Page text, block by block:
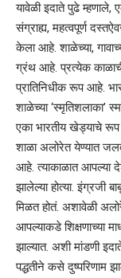
यावेळी इदाते पुढे म्हणाले,
संग्राह्य, महत्वपूर्ण
केला आहे. शाळेच्या,
ग्रंथ आहे. प्रत्येक
प्रातिनिधीक रूप आहे.
शाळेच्या ‘स्मृतिशलाका’
एका भारतीय खेड्याचे
शाळा अलोरेत येण्यात
आहे. त्याकाळात आपल्या
झालेल्या होत्या. इंग्रजी
मिळत होतं. अशावेळी
आपल्याकडे शिक्षणाच्या
झाल्यात. अशी मांडणी
पद्धतीने कसे दुष्परिणाम